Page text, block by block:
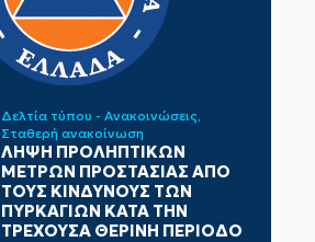
Δελτία τύπου - Ανακοινώσεις
Σταθερή ανακοίνωση
ΛΗΨΗ ΠΡΟΛΗΠΤΙΚΩΝ
ΜΕΤΡΩΝ ΠΡΟΣΤΑΣΙΑΣ ΑΠΟ
ΤΟΥΣ ΚΙΝΔΥΝΟΥΣ ΤΩΝ
ΠΥΡΚΑΓΙΩΝ ΚΑΤΑ ΤΗΝ
ΤΡΕΧΟΥΣΑ ΘΕΡΙΝΗ ΠΕΡΙΟΔΟ